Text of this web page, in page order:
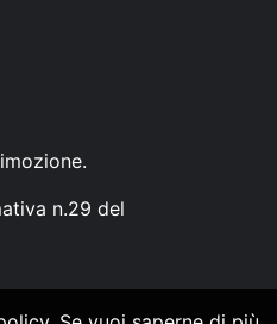
n.29 del